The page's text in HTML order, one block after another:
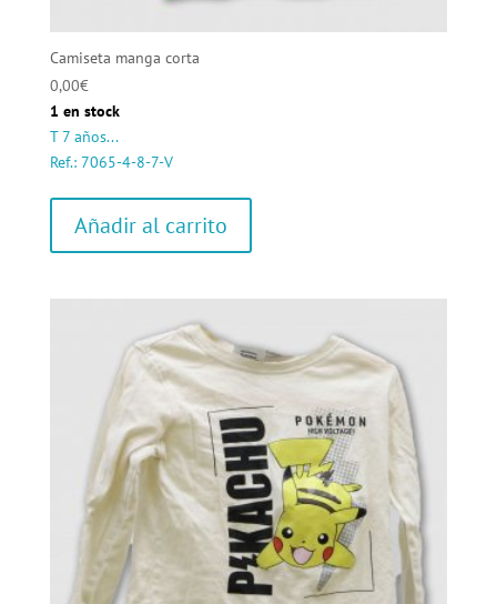
Camiseta manga corta
0,00€
1 en stock
T 7 años...
Ref.: 7065-4-8-7-V
Añadir al carrito